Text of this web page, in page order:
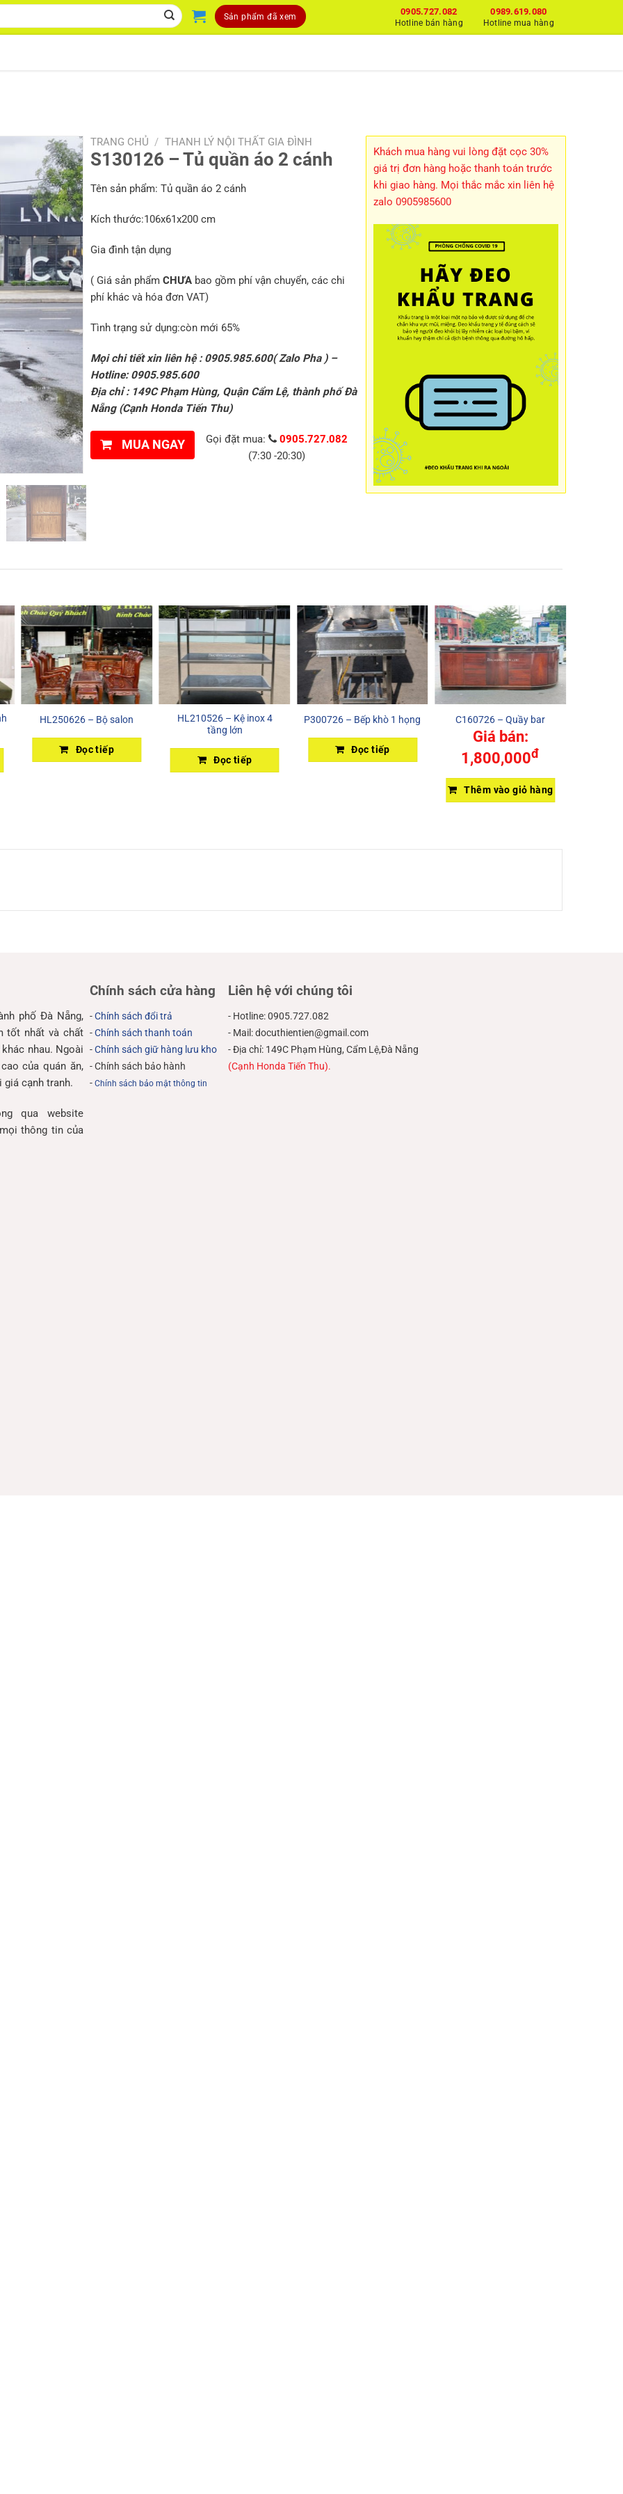
Sản phẩm đã xem 0989.619.080
Hotline mua hàng
0905.727.082
Hotline bán hàng
TRANG CHỦ / THANH LÝ NỘI THẤT GIA ĐÌNH
S130126 – Tủ quần áo 2 cánh
Tên sản phẩm: Tủ quần áo 2 cánh
Kích thước:106x61x200 cm
Gia đình tận dụng
( Giá sản phẩm CHƯAbao gồm phí vận chuyển, các chi
phí khác và hóa đơn VAT)
Tình trạng sử dụng:còn mới 65%
Mọi chi tiết xin liên hệ : 0905.985.600( Zalo Pha ) –
Hotline: 0905.985.600
Địa chỉ : 149C Phạm Hùng, Quận Cẩm Lệ, thành phố Đà
Nẵng (Cạnh Honda Tiến Thu)
MUA NGAY Gọi đặt mua:
0905.727.082
(7:30 -20:30)
Khách mua hàng vui lòng đặt cọc 30%
giá trị đơn hàng hoặc thanh toán trước
khi giao hàng. Mọi thắc mắc xin liên hệ
zalo 0905985600
HL250626 – Bộ salon
Đọc tiếp
HL210526 – Kệ inox 4
tầng lớn
Đọc tiếp
P300726 – Bếp khò 1 họng
Đọc tiếp
C160726 – Quầy bar
Giá bán:
1,800,000đ
Thêm vào giỏ hàng
phố Đà Nẵng,
tốt nhất và chất
nhau. Ngoài
của quán ăn,
giá cạnh tranh.
qua website
thông tin của
Chính sách cửa hàng
-Chính sách đổi trả
-Chính sách thanh toán
-Chính sách giữ hàng lưu kho
- Chính sách bảo hành
-Chính sách bảo mật thông tin
Liên hệ với chúng tôi
- Hotline: 0905.727.082
- Mail: docuthientien@gmail.com
- Địa chỉ: 149C Phạm Hùng, Cẩm Lệ,Đà Nẵng
(Cạnh Honda Tiến Thu).